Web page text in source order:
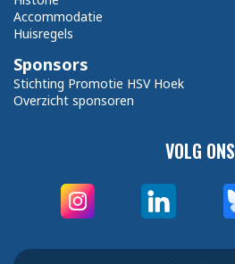
VOLG ONS
Accommodatie
Huisregels
Sponsors
Stichting Promotie HSV Hoek
Overzicht sponsoren